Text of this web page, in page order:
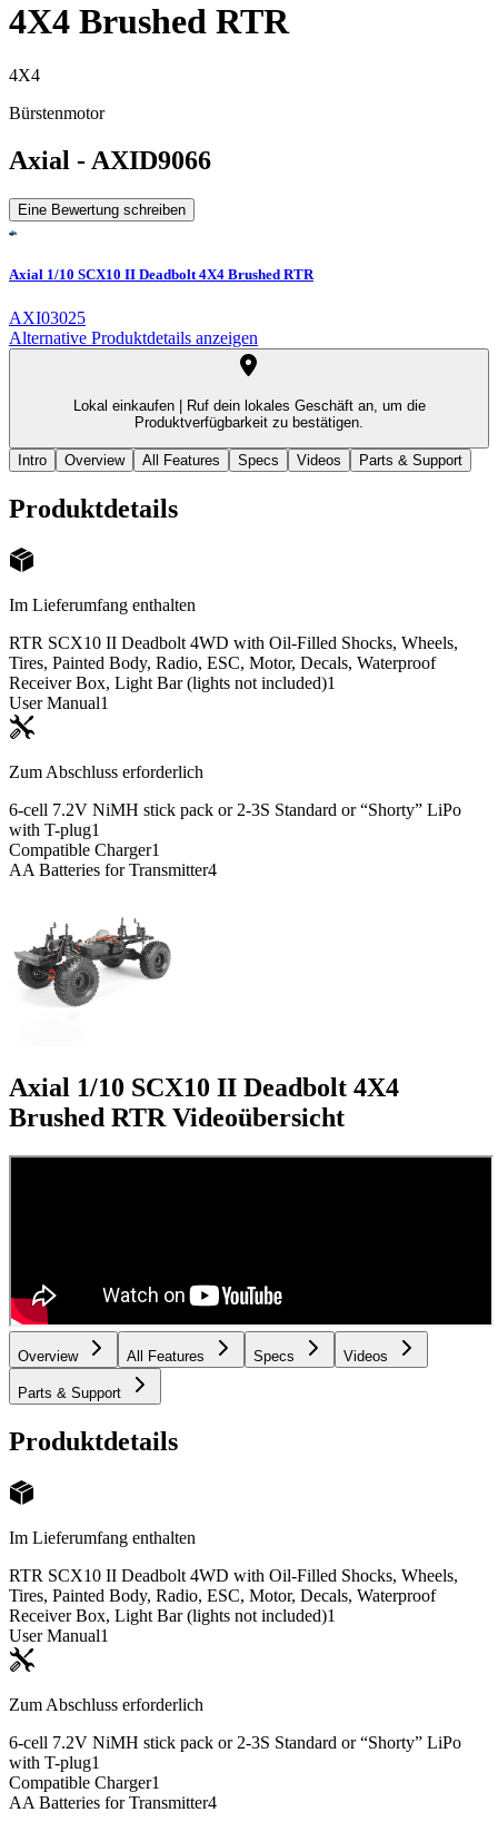
4X4 Brushed RTR
4X4
Bürstenmotor
Axial - AXID9066
Eine Bewertung schreiben
Axial 1/10 SCX10 II Deadbolt 4X4 Brushed RTR
AXI03025
Alternative Produktdetails anzeigen
Lokal einkaufen |Ruf dein lokales Geschäft an, um die
Produktverfügbarkeit zu bestätigen.
Intro Overview All Features Specs Videos Parts & Support
Produktdetails
Im Lieferumfang enthalten
RTR SCX10 II Deadbolt 4WD with Oil-Filled Shocks, Wheels,
Tires, Painted Body, Radio, ESC, Motor, Decals, Waterproof
Receiver Box, Light Bar (lights not included)1
User Manual1
Zum Abschluss erforderlich
6-cell 7.2V NiMH stick pack or 2-3S Standard or “Shorty” LiPo
with T-plug1
Compatible Charger1
AA Batteries for Transmitter4
Axial 1/10 SCX10 II Deadbolt 4X4
Brushed RTR Videoübersicht
Overview All Features Specs Videos
Parts & Support
Produktdetails
Im Lieferumfang enthalten
RTR SCX10 II Deadbolt 4WD with Oil-Filled Shocks, Wheels,
Tires, Painted Body, Radio, ESC, Motor, Decals, Waterproof
Receiver Box, Light Bar (lights not included)1
User Manual1
Zum Abschluss erforderlich
6-cell 7.2V NiMH stick pack or 2-3S Standard or “Shorty” LiPo
with T-plug1
Compatible Charger1
AA Batteries for Transmitter4